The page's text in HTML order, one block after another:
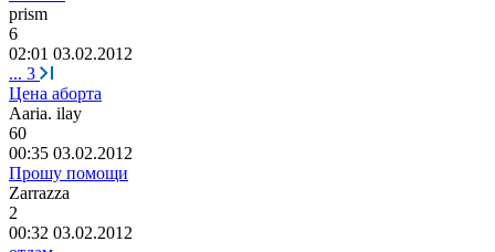
prism
6
02:01 03.02.2012
... 3
Цена аборта
Aaria. ilay
60
00:35 03.02.2012
Прошу помощи
Zarrazza
2
00:32 03.02.2012